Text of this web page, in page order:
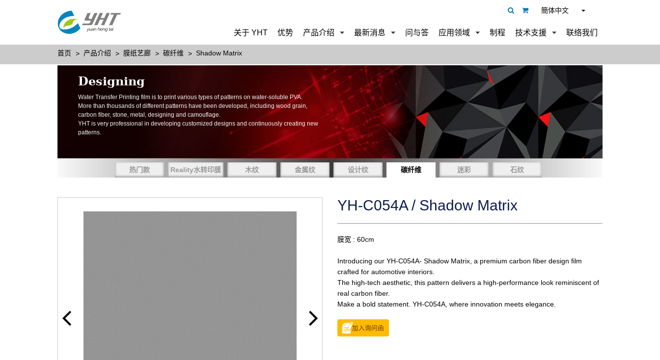
簡体中文
关于 YHT 优势 产品介绍 最新消息 问与答 应用领域 制程 技术支援 联络我们
首页 产品介绍 膜纸艺廊 碳纤维 Shadow Matrix
Designing
Water Transfer Printing film is to print various types of patterns on water-soluble PVA.
More than thousands of different patterns have been developed, including wood grain,
carbon fiber, stone, metal, designing and camouflage.
YHT is very professional in developing customized designs and continuously creating new
patterns.
热门款 Reality水转印膜 木纹 金属纹 设计纹 碳纤维 迷彩 石纹
YH-C054A / Shadow Matrix
膜宽 : 60cm
Introducing our YH-C054A- Shadow Matrix, a premium carbon fiber design film
crafted for automotive interiors.
The high-tech aesthetic, this pattern delivers a high-performance look reminiscent of
real carbon fiber.
Make a bold statement. YH-C054A, where innovation meets elegance.
加入询问函